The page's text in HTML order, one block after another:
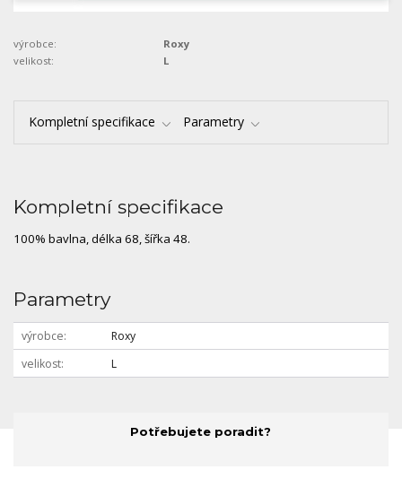
výrobce:
Roxy
velikost:
L
Kompletní specifikace Parametry
Kompletní specifikace
100% bavlna, délka 68, šířka 48.
Parametry
výrobce
Roxy
velikost
L
Potřebujete poradit?